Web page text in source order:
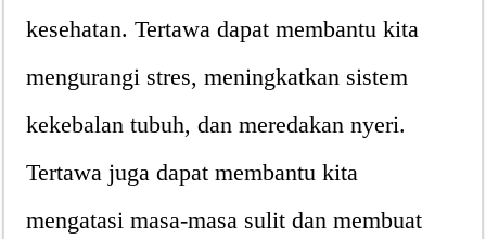
kesehatan. Tertawa dapat membantu kita
mengurangi stres, meningkatkan sistem
kekebalan tubuh, dan meredakan nyeri.
Tertawa juga dapat membantu kita
mengatasi masa-masa sulit dan membuat